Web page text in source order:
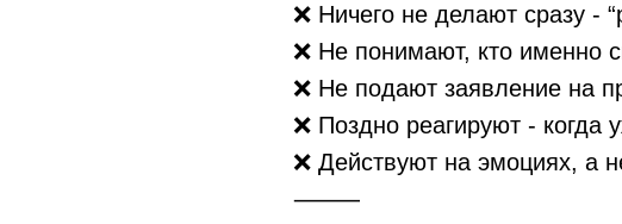
❌ Ничего не делают сразу -
❌ Не понимают, кто именно
❌ Не подают заявление на
❌ Поздно реагируют - когда
❌ Действуют на эмоциях, а
⸻